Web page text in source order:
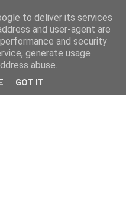
to deliver its services
and user-agent are
and security
generate usage
abuse.
GOT IT